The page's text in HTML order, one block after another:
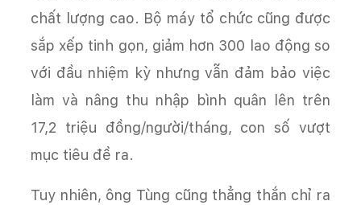
chất lượng cao. Bộ máy tổ chức cũng được
sắp xếp tinh gọn, giảm hơn 300 lao động so
với đầu nhiệm kỳ nhưng vẫn đảm bảo việc
làm và nâng thu nhập bình quân lên trên
17,2 triệu đồng/người/tháng, con số vượt
mục tiêu đề ra.
Tuy nhiên, ông Tùng cũng thẳng thắn chỉ ra